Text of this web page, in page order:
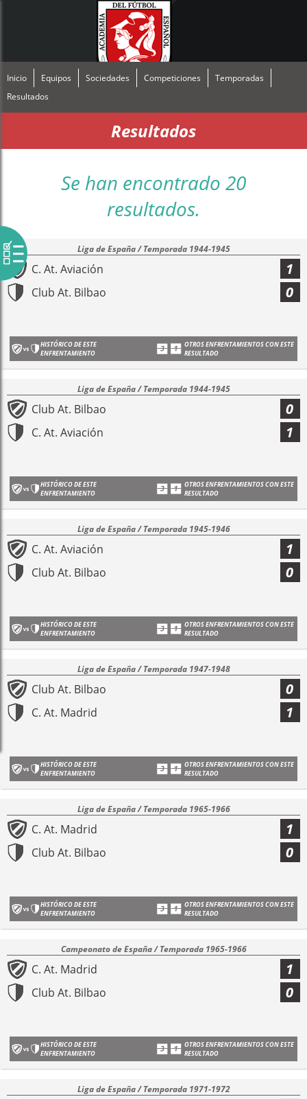
Inicio Equipos Sociedades Competiciones
Temporadas
Resultados
Resultados
Se han encontrado 20
resultados.
Liga de España / Temporada 1944-1945
C. At. Aviación 1
Club At. Bilbao 0
HISTÓRICO DE ESTE
ENFRENTAMIENTO
OTROS ENFRENTAMIENTOS CON ESTE
RESULTADO
Liga de España / Temporada 1944-1945
Club At. Bilbao 0
C. At. Aviación 1
HISTÓRICO DE ESTE
ENFRENTAMIENTO
OTROS ENFRENTAMIENTOS CON ESTE
RESULTADO
Liga de España / Temporada 1945-1946
C. At. Aviación 1
Club At. Bilbao 0
HISTÓRICO DE ESTE
ENFRENTAMIENTO
OTROS ENFRENTAMIENTOS CON ESTE
RESULTADO
Liga de España / Temporada 1947-1948
Club At. Bilbao 0
C. At. Madrid 1
HISTÓRICO DE ESTE
ENFRENTAMIENTO
OTROS ENFRENTAMIENTOS CON ESTE
RESULTADO
Liga de España / Temporada 1965-1966
C. At. Madrid 1
Club At. Bilbao 0
HISTÓRICO DE ESTE
ENFRENTAMIENTO
OTROS ENFRENTAMIENTOS CON ESTE
RESULTADO
Campeonato de España / Temporada 1965-1966
C. At. Madrid 1
Club At. Bilbao 0
HISTÓRICO DE ESTE
ENFRENTAMIENTO
OTROS ENFRENTAMIENTOS CON ESTE
RESULTADO
Liga de España / Temporada 1971-1972